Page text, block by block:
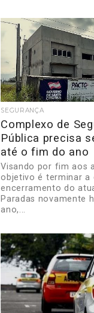
SEGURANÇA
Complexo de
Pública precisa
até o fim do ano
Visando por fim aos
objetivo é terminar a
encerramento do
Paradas novamente
ano,...